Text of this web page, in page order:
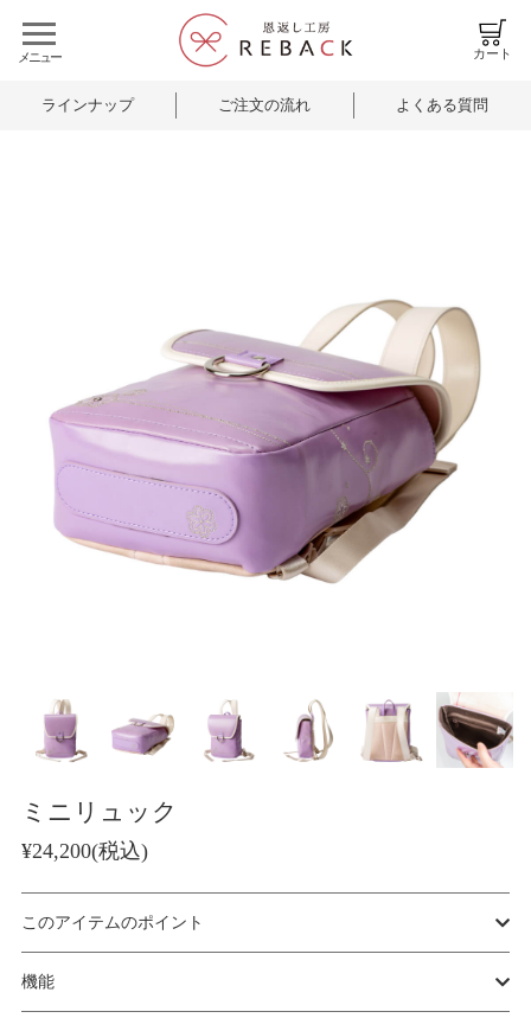
カート
ラインナップ ご注文の流れ よくある質問
ミニリュック
¥24,200(税込)
このアイテムのポイント
機能